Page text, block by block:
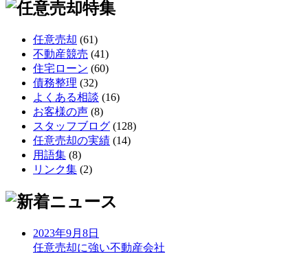
任意売却 (61)
不動産競売 (41)
住宅ローン (60)
債務整理 (32)
よくある相談 (16)
お客様の声 (8)
スタッフブログ (128)
任意売却の実績 (14)
用語集 (8)
リンク集 (2)
2023年9月8日
任意売却に強い不動産会社